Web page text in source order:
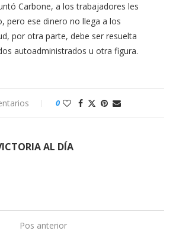
Carbone, a los trabajadores les
pero ese dinero no llega a los
por otra parte, debe ser resuelta
autoadministrados u otra figura.
0
AL DÍA
Pos anterior